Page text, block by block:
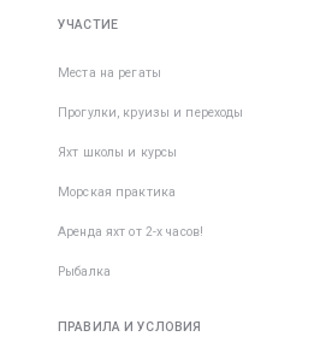
УЧАСТИЕ
Места на регаты
Прогулки, круизы и переходы
Яхт школы и курсы
Морская практика
Аренда яхт от 2-х часов!
Рыбалка
ПРАВИЛА И УСЛОВИЯ